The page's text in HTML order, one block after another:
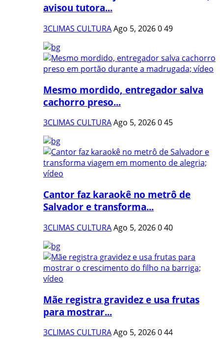
avisou tutora...
3CLIMAS CULTURAAgo 5, 2026049
Mesmo mordido, entregador salva
cachorro preso...
3CLIMAS CULTURAAgo 5, 2026045
Cantor faz karaokê no metrô de
Salvador e transforma...
3CLIMAS CULTURAAgo 5, 2026040
Mãe registra gravidez e usa frutas
para mostrar...
3CLIMAS CULTURAAgo 5, 2026044